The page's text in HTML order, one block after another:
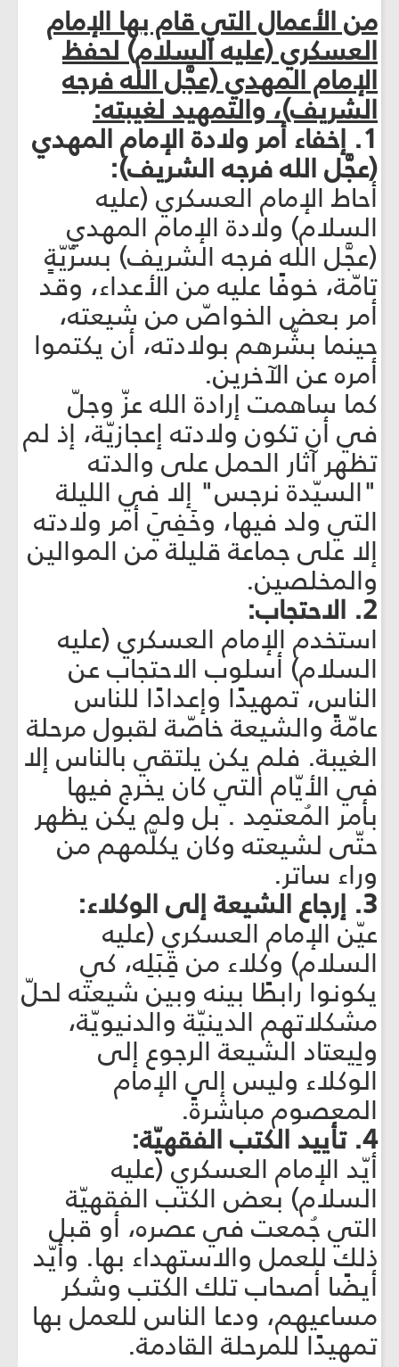
من الأعمال التي قام بها الإمام
العسكري (عليه السلام) لحفظ
الإمام المهدي (عجَّل الله فرجه
الشريف)، والتمهيد لغيبته:
1. إخفاء أمر ولادة الإمام المهدي
(عجَّل الله فرجه الشريف):
أحاط الإمام العسكري (عليه
السلام) ولادة الإمام المهدي
(عجَّل الله فرجه الشريف) بسرّيّةٍ
تامّة، خوفًا عليه من الأعداء، وقد
أمر بعض الخواصّ من شيعته،
حينما بشّرهم بولادته، أن يكتموا
أمره عن الآخرين.
كما ساهمت إرادة الله عزّ وجلّ
في أن تكون ولادته إعجازيّة، إذ لم
تظهر آثار الحمل على والدته
"السيّدة نرجس" إلا في الليلة
التي ولد فيها، وخَفِيَ أمر ولادته
إلا على جماعة قليلة من الموالين
والمخلصين.
2. الاحتجاب:
استخدم الإمام العسكري (عليه
السلام) أسلوب الاحتجاب عن
الناس، تمهيدًا وإعدادًا للناس
عامّةً والشيعة خاصّة لقبول مرحلة
الغيبة. فلم يكن يلتقي بالناس إلا
في الأيّام التي كان يخرج فيها
بأمر المُعتمِد . بل ولم يكن يظهر
حتّى لشيعته وكان يكلّمهم من
وراء ساتر.
3. إرجاع الشيعة إلى الوكلاء:
عيّن الإمام العسكري (عليه
السلام) وكلاء من قِبَلِه، كي
يكونوا رابطًا بينه وبين شيعته لحلّ
مشكلاتهم الدينيّة والدنيويّة،
ولِيعتاد الشيعة الرجوع إلى
الوكلاء وليس إلى الإمام
المعصوم مباشرةً.
4. تأييد الكتب الفقهيّة:
أيّد الإمام العسكري (عليه
السلام) بعض الكتب الفقهيّة
التي جُمعت في عصره، أو قبل
ذلك للعمل والاستهداء بها. وأيّد
أيضًا أصحاب تلك الكتب وشكر
مساعيهم، ودعا الناس للعمل بها
تمهيدًا للمرحلة القادمة.